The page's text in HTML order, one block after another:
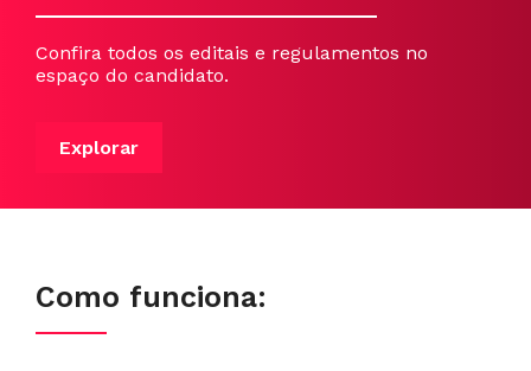
Confira todos os editais e regulamentos no
espaço do candidato.
Explorar
Como funciona: